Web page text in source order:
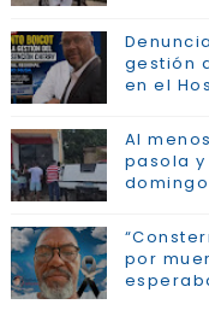
gestión
en el
Al
pasola y
domingo
por